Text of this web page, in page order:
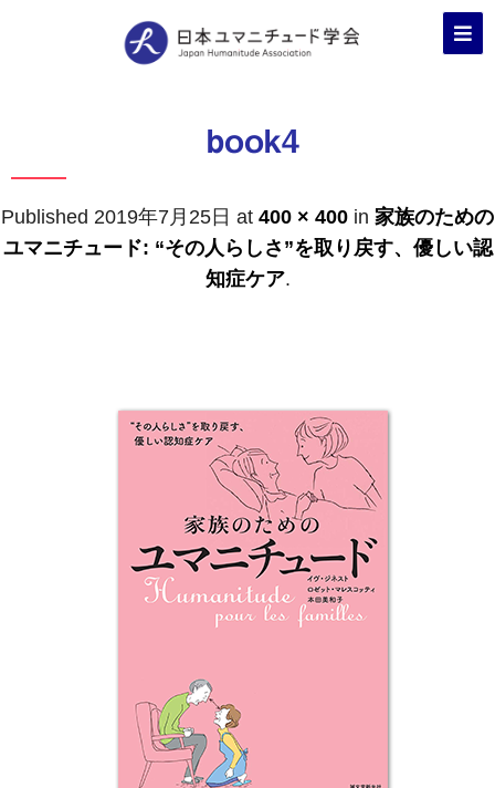
book4
Published 2019年7月25日 at 400 × 400 in 家族のための
ユマニチュード: “その人らしさ”を取り戻す、優しい認
知症ケア.